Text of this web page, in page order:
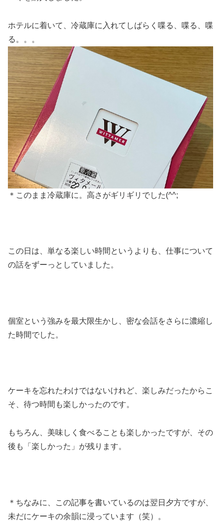
ホテルに着いて、冷蔵庫に入れてしばらく喋る、喋る、喋
る。。。
＊このまま冷蔵庫に。高さがギリギリでした(^^;
この日は、単なる楽しい時間というよりも、仕事について
の話をずーっとしていました。
個室という強みを最大限生かし、密な会話をさらに濃縮し
た時間でした。
ケーキを忘れたわけではないけれど、楽しみだったからこ
そ、待つ時間も楽しかったのです。
もちろん、美味しく食べることも楽しかったですが、その
後も「楽しかった」が残ります。
＊ちなみに、この記事を書いているのは翌日夕方ですが、
未だにケーキの余韻に浸っています（笑）。